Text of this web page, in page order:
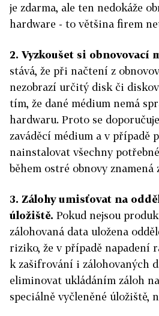
je zdarma, ale ten nedokáže
hardware - to většina firem
2. Vyzkoušet si obnovovací
stává, že při načtení z
nezobrazí určitý disk či
tím, že dané médium nemá
hardwaru. Proto se
zaváděcí médium a v případě
nainstalovat všechny
během ostré obnovy znamená
3. Zálohy umisťovat na
úložiště. Pokud nejsou
zálohovaná data uložena
riziko, že v případě napadení
k zašifrování i zálohovaných
eliminovat ukládáním záloh
speciálně vyčleněné úložiště,